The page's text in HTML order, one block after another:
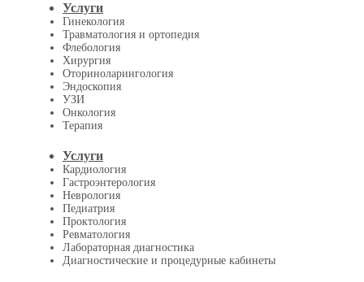
Услуги
Гинекология
Травматология и ортопедия
Флебология
Хирургия
Оториноларингология
Эндоскопия
УЗИ
Онкология
Терапия
Услуги
Кардиология
Гастроэнтерология
Неврология
Педиатрия
Проктология
Ревматология
Лабораторная диагностика
Диагностические и процедурные кабинеты